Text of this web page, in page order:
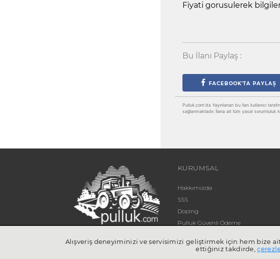
Fiyati gorusulerek
Bu İlanı Paylaş :
FACEBOOK'TA PAYLAŞ
Pulluk.com'da Yayınlanan bu ilan kullanıcı
sağlanmaktadır. İlana ait tüm yasal sorumluluk
KURUMSAL
Hakkımızda
SSS
Doping
Pulluk Güvenli Ödeme
İletişim
Alışveriş deneyiminizi ve servisimizi geliştirmek için hem bize
ettiğiniz takdirde,